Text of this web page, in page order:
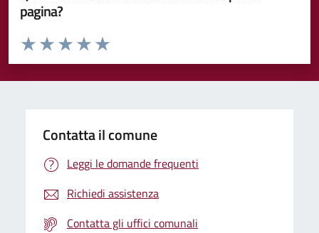
pagina?
Valuta da 1 a 5 stelle la pagina
Valuta 5 stelle su 5
Valuta 4 stelle su 5
Valuta 3 stelle su 5
Valuta 2 stelle su 5
Valuta 1 stelle su 5
Contatta il comune
Leggi le domande frequenti
Richiedi assistenza
Contatta gli uffici comunali